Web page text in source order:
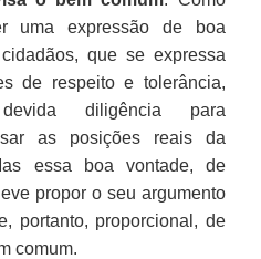
uma expressão de boa
que se expressa
de respeito e tolerância,
diligência para
as posições reais da
essa boa vontade, de
propor o seu argumento
portanto, proporcional, de
comum.